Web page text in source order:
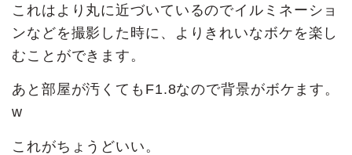
これはより丸に近づいているのでイルミネーショ
ンなどを撮影した時に、よりきれいなボケを楽し
むことができます。
あと部屋が汚くてもF1.8なので背景がボケます。
w
これがちょうどいい。